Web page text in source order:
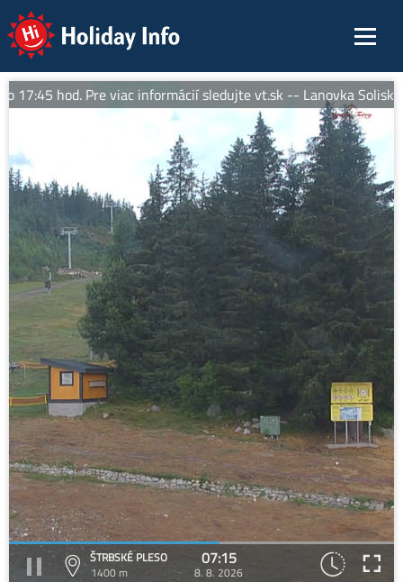
Holiday Info
17:45 hod. Pre viac informácií sledujte vt.sk -- Lanovka
ŠTRBSKÉ PLESO
1400 m
07:15
8. 8. 2026